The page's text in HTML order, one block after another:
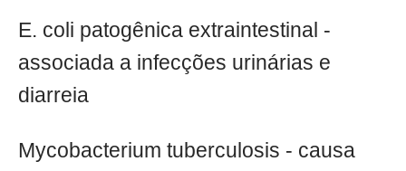
E. coli patogênica extraintestinal -
associada a infecções urinárias e
diarreia
Mycobacterium tuberculosis - causa